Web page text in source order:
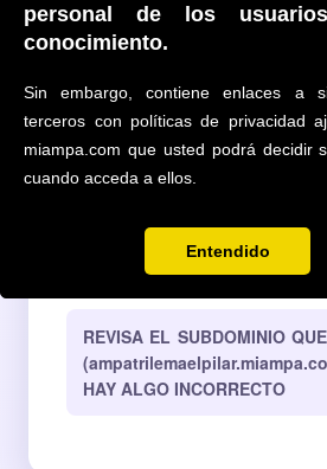
personal de los
conocimiento.
Sin embargo, contiene enlaces a
terceros con políticas de privacidad
miampa.com que usted podrá decidir
cuando acceda a ellos.
Entendido
🔍
REVISA EL SUBDOMINIO
HAY ALGO INCORRECTO